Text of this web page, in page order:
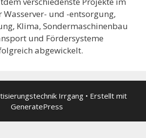
Wasserver- und -entsorgung,
Klima, Sondermaschinenbau
und Fördersysteme
abgewickelt.
Irrgang • Erstellt mit
GeneratePress